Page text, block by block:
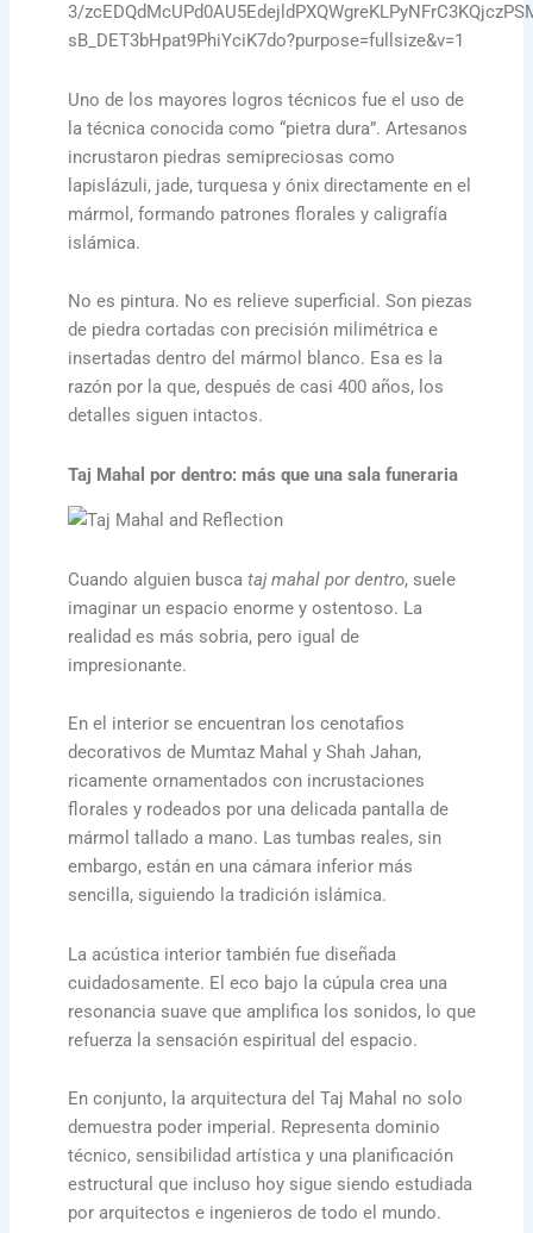
Uno de los mayores logros técnicos fue el uso de
la técnica conocida como “pietra dura”. Artesanos
incrustaron piedras semipreciosas como
lapislázuli, jade, turquesa y ónix directamente en el
mármol, formando patrones florales y caligrafía
islámica.
No es pintura. No es relieve superficial. Son piezas
de piedra cortadas con precisión milimétrica e
insertadas dentro del mármol blanco. Esa es la
razón por la que, después de casi 400 años, los
detalles siguen intactos.
Taj Mahal por dentro: más que una sala funeraria
Cuando alguien buscataj mahal por dentro, suele
imaginar un espacio enorme y ostentoso. La
realidad es más sobria, pero igual de
impresionante.
En el interior se encuentran los cenotafios
decorativos de Mumtaz Mahal y Shah Jahan,
ricamente ornamentados con incrustaciones
florales y rodeados por una delicada pantalla de
mármol tallado a mano. Las tumbas reales, sin
embargo, están en una cámara inferior más
sencilla, siguiendo la tradición islámica.
La acústica interior también fue diseñada
cuidadosamente. El eco bajo la cúpula crea una
resonancia suave que amplifica los sonidos, lo que
refuerza la sensación espiritual del espacio.
En conjunto, la arquitectura del Taj Mahal no solo
demuestra poder imperial. Representa dominio
técnico, sensibilidad artística y una planificación
estructural que incluso hoy sigue siendo estudiada
por arquitectos e ingenieros de todo el mundo.